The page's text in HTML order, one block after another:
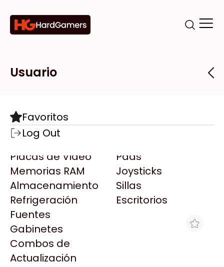
Categorías
Componentes
Motherboards
Microprocesadores
Placas de Video
Memorias RAM
Almacenamiento
Refrigeración
Fuentes
Gabinetes
Combos de
Actualización
Pads
Joysticks
Sillas
Escritorios
Marcas
Todas las Marcas
AMD
AULA
Acer
Adata
AeroCool
Antec
Arkham
Asrock
Tiendas
Destacadas
Usuario
Favoritos
Log Out
NOTEBOOK ACER CHROMEBOOK 315
CELERON N4500 4GB 64GB 15.6"